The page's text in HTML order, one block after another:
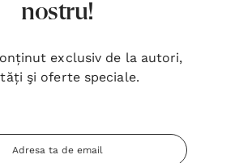
nostru!
exclusiv de la autori,
şi oferte speciale.